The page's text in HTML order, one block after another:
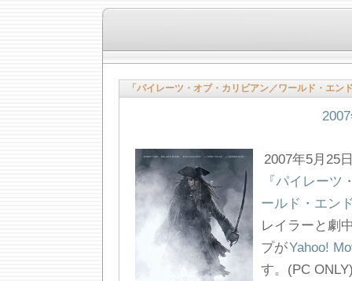
「パイレーツ・オブ・カリビアン／ワールド・エン
2007年5月25
『パイレーツ
ールド・エン
レイラーと劇
プがYahoo!
す。(PC